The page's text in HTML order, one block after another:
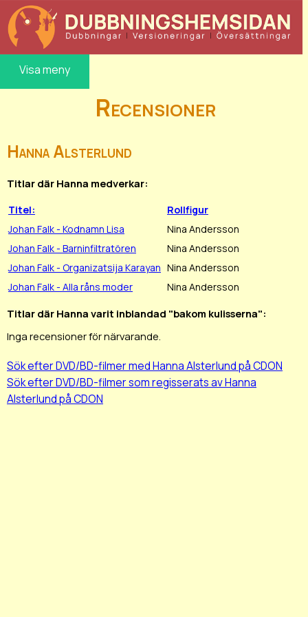
Visa meny
Recensioner
Hanna Alsterlund
Titlar där Hanna medverkar:
Titel:
Rollfigur
Johan Falk - Kodnamn Lisa
Nina Andersson
Johan Falk - Barninfiltratören
Nina Andersson
Johan Falk - Organizatsija Karayan Nina Andersson
Johan Falk - Alla råns moder
Nina Andersson
Titlar där Hanna varit inblandad "bakom kulisserna":
Inga recensioner för närvarande.
Sök efter DVD/BD-filmer med Hanna Alsterlund på CDON
Sök efter DVD/BD-filmer som regisserats av Hanna
Alsterlund på CDON